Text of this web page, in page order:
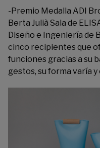
-Premio Medalla ADI
Berta Julià Sala de
Diseño e Ingeniería de
cinco recipientes que
funciones gracias a su
gestos, su forma varía